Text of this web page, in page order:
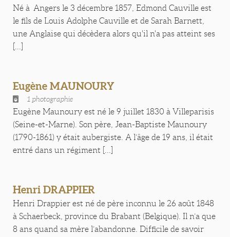
Né à Angers le 3 décembre 1857, Edmond Cauville est
le fils de Louis Adolphe Cauville et de Sarah Barnett,
une Anglaise qui décèdera alors qu'il n'a pas atteint ses
Eugène MAUNOURY
1 photographie
Eugène Maunoury est né le 9 juillet 1830 à Villeparisis
(Seine-et-Marne). Son père, Jean-Baptiste Maunoury
(1790-1861) y était aubergiste. A l’âge de 19 ans, il était
entré dans un régiment [...]
Henri DRAPPIER
Henri Drappier est né de père inconnu le 26 août 1848
à Schaerbeck, province du Brabant (Belgique). Il n’a que
8 ans quand sa mère l’abandonne. Difficile de savoir